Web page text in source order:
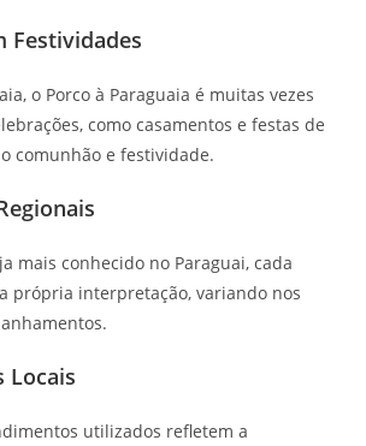
Festividades
o Porco à Paraguaia é muitas vezes
como casamentos e festas de
comunhão e festividade.
mais conhecido no Paraguai, cada
própria interpretação, variando nos
Locais
utilizados refletem a